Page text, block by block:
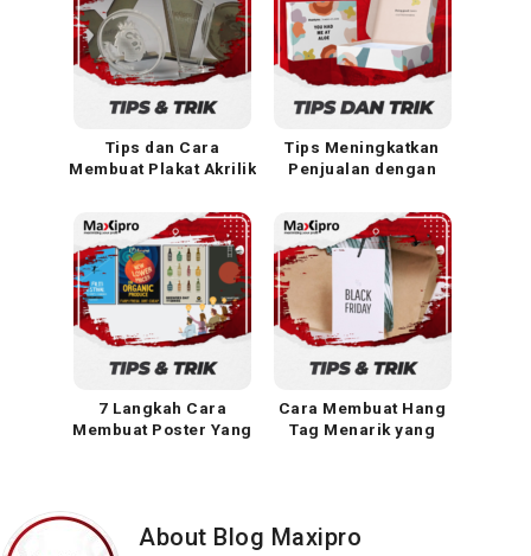
Tips dan Cara
Membuat Plakat Akrilik
Menarik
Tips Meningkatkan
Penjualan dengan
Menarik
7 Langkah Cara
Membuat Poster Yang
Cara Membuat Hang
Tag Menarik yang
About Blog Maxipro